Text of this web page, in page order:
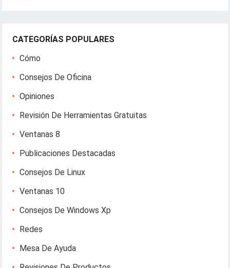
CATEGORÍAS POPULARES
Cómo
Consejos De Oficina
Opiniones
Revisión De Herramientas Gratuitas
Ventanas 8
Publicaciones Destacadas
Consejos De Linux
Ventanas 10
Consejos De Windows Xp
Redes
Mesa De Ayuda